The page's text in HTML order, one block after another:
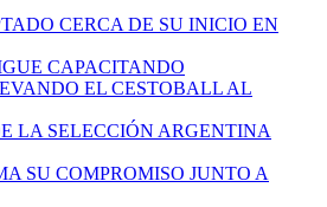
CERCA DE SU INICIO EN
CAPACITANDO
EL CESTOBALL AL
LA SELECCIÓN ARGENTINA
SU COMPROMISO JUNTO A